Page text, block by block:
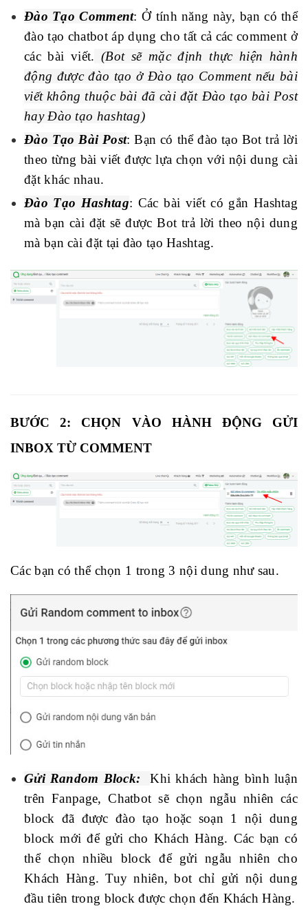
Đào Tạo Comment: Ở tính năng này, bạn có thể
đào tạo chatbot áp dụng cho tất cả các comment ở
các bài viết. (Bot sẽ mặc định thực hiện hành
động được đào tạo ở Đào tạo Comment nếu bài
viết không thuộc bài đã cài đặt Đào tạo bài Post
hay Đào tạo hashtag)
Đào Tạo Bài Post: Bạn có thể đào tạo Bot trả lời
theo từng bài viết được lựa chọn với nội dung cài
đặt khác nhau.
Đào Tạo Hashtag: Các bài viết có gắn Hashtag
mà bạn cài đặt sẽ được Bot trả lời theo nội dung
mà bạn cài đặt tại đào tạo Hashtag.
BƯỚC 2: CHỌN VÀO HÀNH ĐỘNG GỬI
INBOX TỪ COMMENT
Các bạn có thể chọn 1 trong 3 nội dung như sau.
Gửi Random Block:Khi khách hàng bình luận
trên Fanpage, Chatbot sẽ chọn ngẫu nhiên các
block đã được đào tạo hoặc soạn 1 nội dung
block mới để gửi cho Khách Hàng. Các bạn có
thể chọn nhiều block để gửi ngẫu nhiên cho
Khách Hàng. Tuy nhiên, bot chỉ gửi nội dung
đầu tiên trong block được chọn đến Khách Hàng.